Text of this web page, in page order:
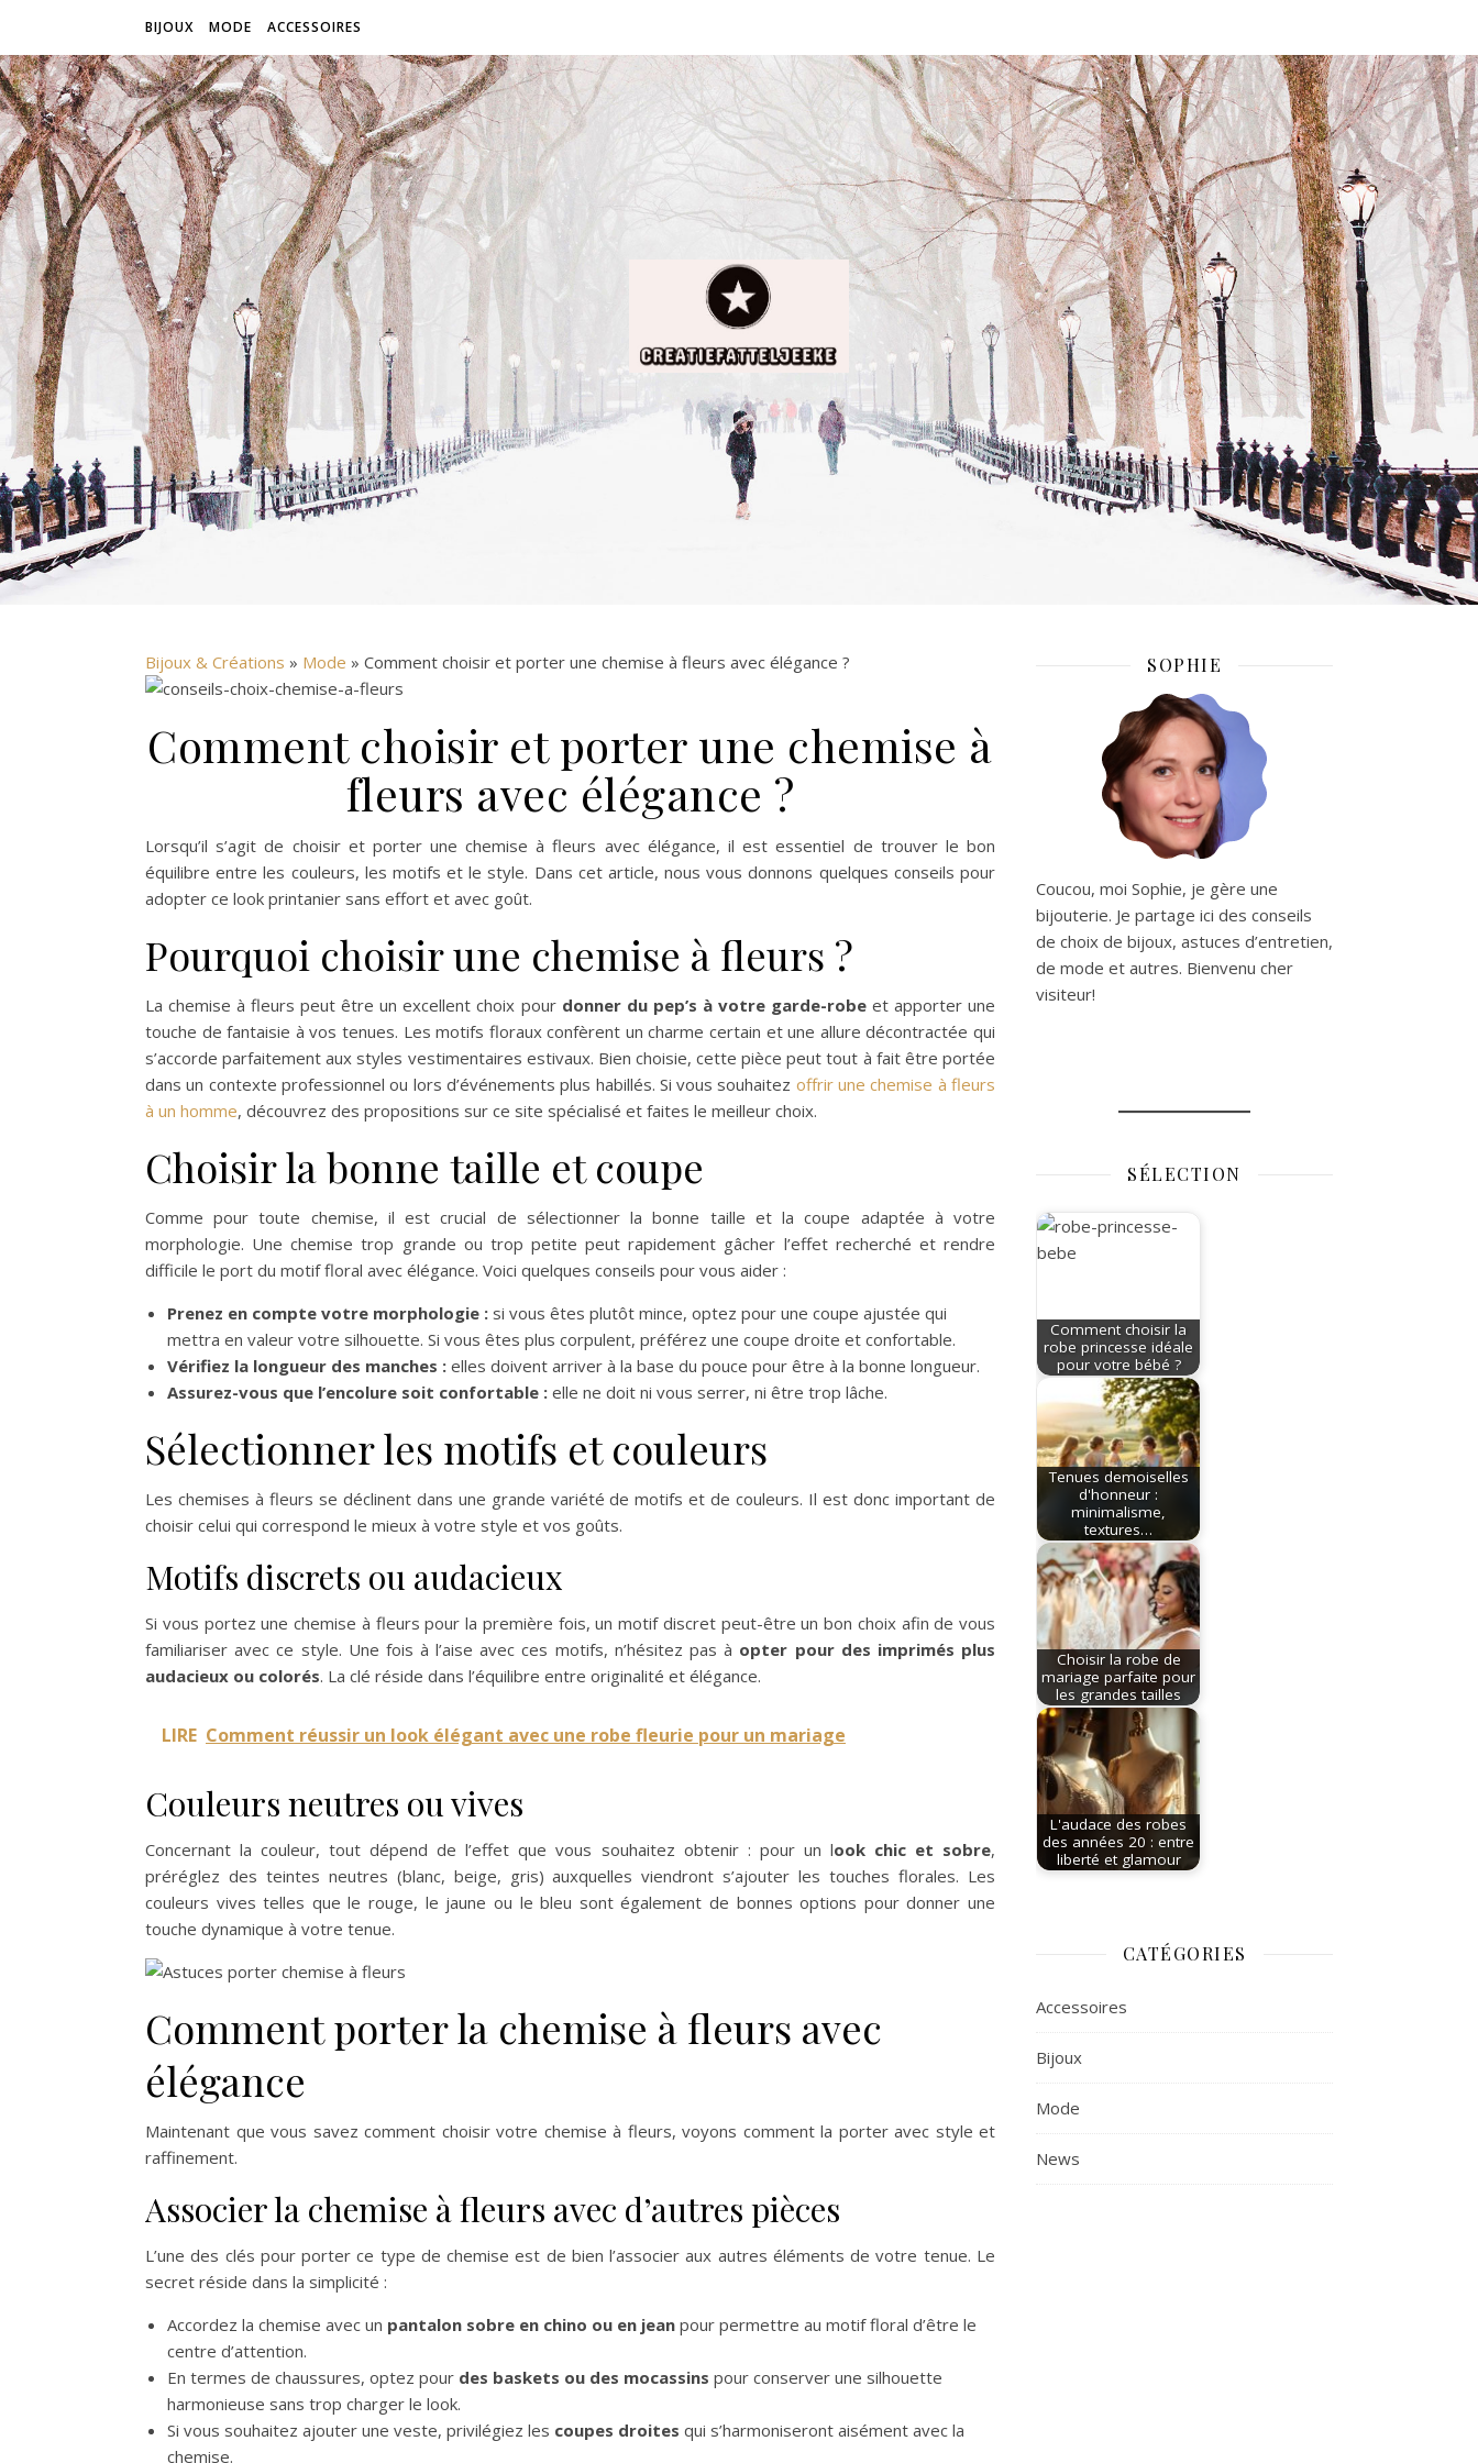
BIJOUX MODE ACCESSOIRES
Bijoux & Créations » Mode » Comment choisir et porter une chemise à fleurs avec élégance ?
Comment choisir et porter une chemise à
fleurs avec élégance ?
Lorsqu’il s’agit de choisir et porter une chemise à fleurs avec élégance, il est essentiel de trouver le bon
équilibre entre les couleurs, les motifs et le style. Dans cet article, nous vous donnons quelques conseils pour
adopter ce look printanier sans effort et avec goût.
Pourquoi choisir une chemise à fleurs ?
La chemise à fleurs peut être un excellent choix pour donner du pep’s à votre garde-robeet apporter une
touche de fantaisie à vos tenues. Les motifs floraux confèrent un charme certain et une allure décontractée qui
s’accorde parfaitement aux styles vestimentaires estivaux. Bien choisie, cette pièce peut tout à fait être portée
dans un contexte professionnel ou lors d’événements plus habillés. Si vous souhaitez offrir une chemise à fleurs
à un homme, découvrez des propositions sur ce site spécialisé et faites le meilleur choix.
Choisir la bonne taille et coupe
Comme pour toute chemise, il est crucial de sélectionner la bonne taille et la coupe adaptée à votre
morphologie. Une chemise trop grande ou trop petite peut rapidement gâcher l’effet recherché et rendre
difficile le port du motif floral avec élégance. Voici quelques conseils pour vous aider :
Prenez en compte votre morphologie : si vous êtes plutôt mince, optez pour une coupe ajustée qui
mettra en valeur votre silhouette. Si vous êtes plus corpulent, préférez une coupe droite et confortable.
Vérifiez la longueur des manches : elles doivent arriver à la base du pouce pour être à la bonne longueur.
Assurez-vous que l’encolure soit confortable : elle ne doit ni vous serrer, ni être trop lâche.
Sélectionner les motifs et couleurs
Les chemises à fleurs se déclinent dans une grande variété de motifs et de couleurs. Il est donc important de
choisir celui qui correspond le mieux à votre style et vos goûts.
Motifs discrets ou audacieux
Si vous portez une chemise à fleurs pour la première fois, un motif discret peut-être un bon choix afin de vous
familiariser avec ce style. Une fois à l’aise avec ces motifs, n’hésitez pas à opter pour des imprimés plus
audacieux ou colorés. La clé réside dans l’équilibre entre originalité et élégance.
LIRE Comment réussir un look élégant avec une robe fleurie pour un mariage
Couleurs neutres ou vives
Concernant la couleur, tout dépend de l’effet que vous souhaitez obtenir : pour un look chic et sobre,
préréglez des teintes neutres (blanc, beige, gris) auxquelles viendront s’ajouter les touches florales. Les
couleurs vives telles que le rouge, le jaune ou le bleu sont également de bonnes options pour donner une
touche dynamique à votre tenue.
Comment porter la chemise à fleurs avec
élégance
Maintenant que vous savez comment choisir votre chemise à fleurs, voyons comment la porter avec style et
raffinement.
Associer la chemise à fleurs avec d’autres pièces
L’une des clés pour porter ce type de chemise est de bien l’associer aux autres éléments de votre tenue. Le
secret réside dans la simplicité :
Accordez la chemise avec un pantalon sobre en chino ou en jean pour permettre au motif floral d’être le
centre d’attention.
En termes de chaussures, optez pour des baskets ou des mocassins pour conserver une silhouette
harmonieuse sans trop charger le look.
Si vous souhaitez ajouter une veste, privilégiez les coupes droites qui s’harmoniseront aisément avec la
chemise.
SOPHIE
Coucou, moi Sophie, je gère une
bijouterie. Je partage ici des conseils
de choix de bijoux, astuces d’entretien,
de mode et autres. Bienvenu cher
visiteur!
SÉLECTION
Comment choisir la
robe princesse idéale
pour votre bébé ?
Tenues demoiselles
d'honneur :
minimalisme,
textures…
Choisir la robe de
mariage parfaite pour
les grandes tailles
L'audace des robes
des années 20 : entre
liberté et glamour
CATÉGORIES
Accessoires
Bijoux
Mode
News